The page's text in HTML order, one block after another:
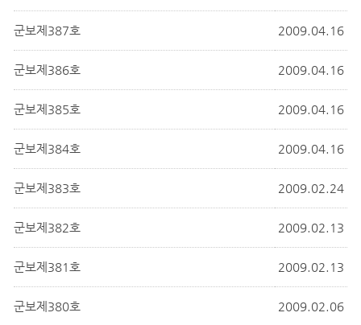
군보제387호 2009.04.16
군보제386호 2009.04.16
군보제385호 2009.04.16
군보제384호 2009.04.16
군보제383호 2009.02.24
군보제382호 2009.02.13
군보제381호 2009.02.13
군보제380호 2009.02.06